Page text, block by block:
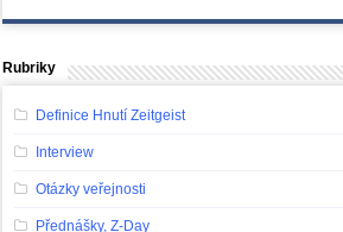
Rubriky
Definice Hnutí Zeitgeist
Interview
Otázky veřejnosti
Přednášky, Z-Day